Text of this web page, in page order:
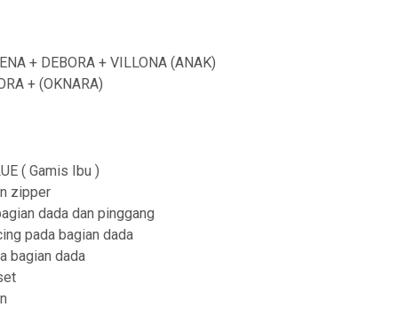
g
R
p
2
0
9
+ DEBORA + VILLONA (ANAK)
+ (OKNARA)
( Gamis Ibu )
zipper
dada dan pinggang
pada bagian dada
bagian dada